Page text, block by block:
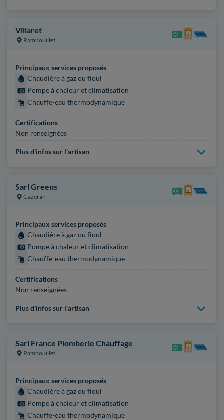
Villaret
Rambouillet
Principaux services proposés
Chaudière à gaz ou fioul
Pompe à chaleur et climatisation
Chauffe-eau thermodynamique
Certifications
Non renseignées
Plus d'infos sur l'artisan
Sarl Greens
Gazeran
Principaux services proposés
Chaudière à gaz ou fioul
Pompe à chaleur et climatisation
Chauffe-eau thermodynamique
Certifications
Non renseignées
Plus d'infos sur l'artisan
Sarl France Plomberie Chauffage
Rambouillet
Principaux services proposés
Chaudière à gaz ou fioul
Pompe à chaleur et climatisation
Chauffe-eau thermodynamique